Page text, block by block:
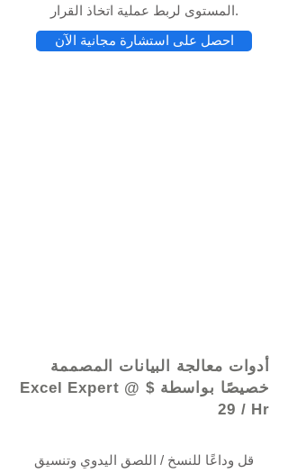
المستوى لربط عملية اتخاذ القرار.
احصل على استشارة مجانية الآن
أدوات معالجة البيانات المصممة
خصيصًا بواسطة Excel Expert @ $
29 / Hr
قل وداعًا للنسخ / اللصق اليدوي وتنسيق